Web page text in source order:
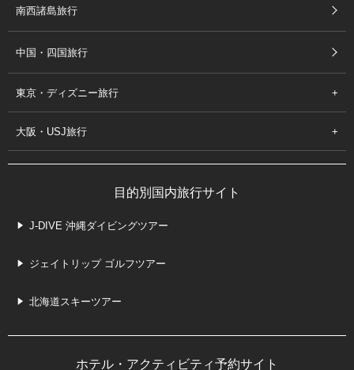
南西諸島旅行
中国・四国旅行
東京・ディズニー旅行
大阪・USJ旅行
目的別国内旅行サイト
J-DIVE 沖縄ダイビングツアー
ジェイトリップ ゴルフツアー
北海道スキーツアー
ホテル・アクティビティ予約サイト